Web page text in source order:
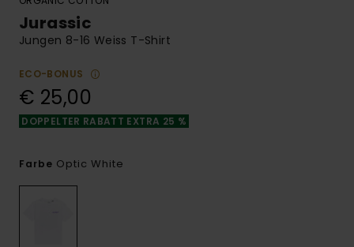
Jurassic
Jungen 8-16 Weiss T-Shirt
ECO-BONUS
€ 25,00
DOPPELTER RABATT EXTRA 25 %
Farbe Optic White